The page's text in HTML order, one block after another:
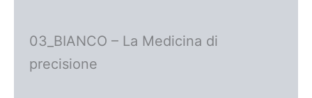
03_BIANCO – La Medicina di
precisione